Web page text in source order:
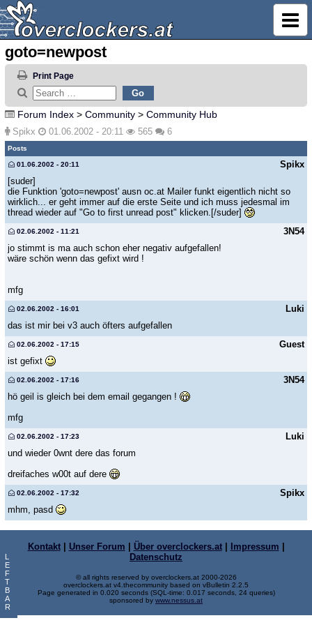
goto=newpost
Print Page
Forum Index > Community > Community Hub
Spikx 01.06.2002 - 20:11 565 6
Posts
Spikx
01.06.2002 - 20:11
[suder]
die Funktion 'goto=newpost' ausn oc.at Mailer funkt eigentlich nicht so
wirklich... er geht immer auf die erste Seite und ich muss jedesmal im
thread wieder auf "Go to first unread post" klicken.[/suder]
3N54
02.06.2002 - 11:21
jo stimmt is ma auch schon eher negativ aufgefallen!
wäre schön wenn das gefixt wird !
mfg
Luki
02.06.2002 - 16:01
das ist mir bei v3 auch öfters aufgefallen
Guest
02.06.2002 - 17:15
ist gefixt
3N54
02.06.2002 - 17:16
hö geil is gleich bei dem email gegangen !
mfg
Luki
02.06.2002 - 17:23
und wieder 0wnt dere das forum
dreifaches w00t auf dere
Spikx
02.06.2002 - 17:32
mhm, pasd
L
E
F
T
B
A
R
Kontakt| Unser Forum Über overclockers.at| Impressum
Datenschutz
© all rights reserved by overclockers.at 2000-2026
overclockers.at v4.thecommunity based on vBulletin 2.2.5
Page generated in 0.020 seconds (SQL-time: 0.017 seconds, 24 queries)
sponsored by www.nessus.at